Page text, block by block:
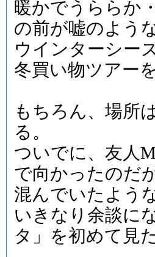
暖かでうららか
の前が嘘のよう
ウインターシー
冬買い物ツアー
もちろん、場所
る。
ついでに、友人
で向かったのだ
混んでいたよう
いきなり余談に
タ」を初めて見